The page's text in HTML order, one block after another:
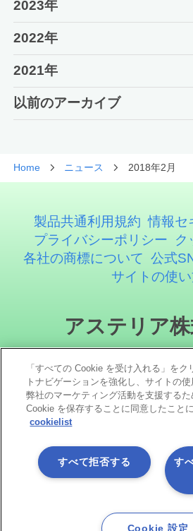
2023年
2022年
2021年
以前のアーカイブ
Home ニュース 2018年2月
製品共通利用規約 情報セ
プライバシーポリシー
ク
各社の商標について 公式
サイトの使
アステリア
ソーシャルメデ
「すべての Cookie を受け入れる」をク
トナビゲーションを強化し、サイトの使
弊社のマーケティング活動を支援する
Cookie を保存することに同意したこと
cookielist
す
すべて拒否する
Cookie 設定